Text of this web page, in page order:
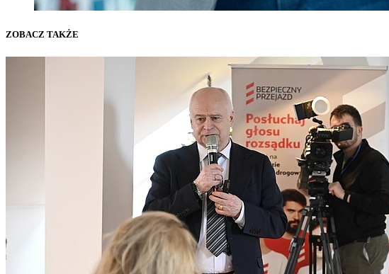
ZOBACZ TAKŻE